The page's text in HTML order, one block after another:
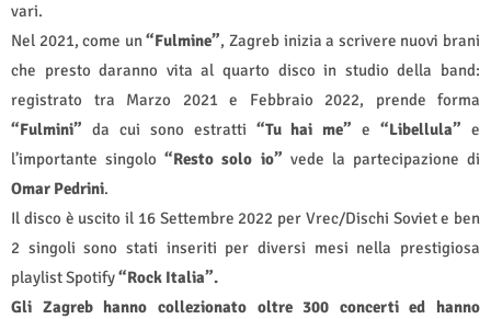
vari.
Nel 2021, come un“Fulmine”, Zagreb inizia a scrivere nuovi brani
che presto daranno vita al quarto disco in studio della band:
registrato tra Marzo 2021 e Febbraio 2022, prende forma
“Fulmini” da cui sono estratti “Tu hai me” e“Libellula” e
l’importante singolo“Resto solo io” vede la partecipazione di
Omar Pedrini.
Il disco è uscito il 16 Settembre 2022 per Vrec/Dischi Soviet e ben
2 singoli sono stati inseriti per diversi mesi nella prestigiosa
playlist Spotify“Rock Italia”.
Gli Zagreb hanno collezionato oltre 300 concerti ed hanno